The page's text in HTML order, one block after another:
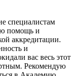
специалистам
помощь и
аккредитации.
и
вас весь этот
Рекомендую